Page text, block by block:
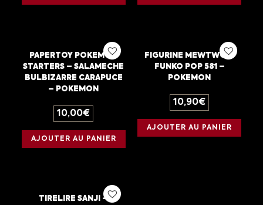
PAPERTOY POKEMON
STARTERS – SALAMECHE
BULBIZARRE CARAPUCE
– POKEMON
10,00€
AJOUTER AU PANIER
FIGURINE MEWTWO –
FUNKO POP 581 –
POKEMON
10,90€
AJOUTER AU PANIER
TIRELIRE SANJI –